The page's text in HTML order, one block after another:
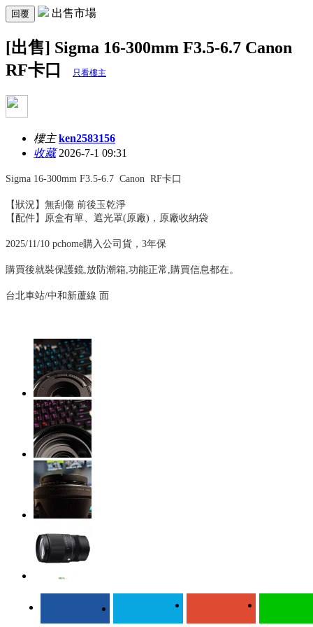
回覆 出售市場
[出售] Sigma 16-300mm F3.5-6.7 Canon
RF卡口
只看樓主
樓主 ken2583156
收藏2026-7-1 09:31
Sigma 16-300mm F3.5-6.7 Canon RF卡口
【狀況】無刮傷 前後玉乾淨
【配件】原盒有單、遮光罩(原廠)，原廠收納袋
2025/11/10 pchome購入公司貨，3年保
購買後就裝保護鏡,放防潮箱,功能正常,購買信息都在。
台北車站/中和新蘆線 面